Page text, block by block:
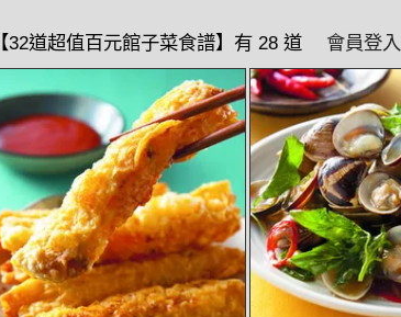
【32道超值百元館子菜食譜】有 28 道 會員登入